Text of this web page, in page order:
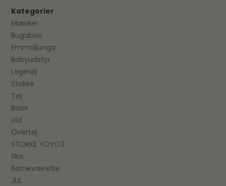
Kategorier
Mærker
Bugaboo
Emmaljunga
Babyudstyr
Legetøj
Stokke
Tøj
Basis
Uld
Overtøj
STOKKE YOYO3
Sko
Børneværelse
JUL